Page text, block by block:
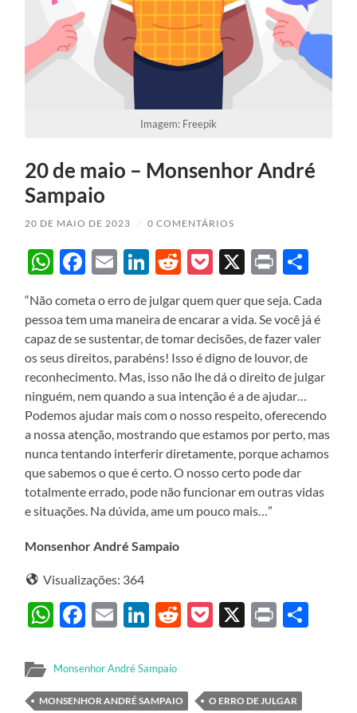
Imagem: Freepik
20 de maio – Monsenhor André
Sampaio
20 DE MAIO DE 2023 / 0 COMENTÁRIOS
WhatsApp
Facebook
EmailLinkedIn
Reddit
Pocket
X Print
“Não cometa o erro de julgar quem quer que seja. Cada
pessoa tem uma maneira de encarar a vida. Se você já é
capaz de se sustentar, de tomar decisões, de fazer valer
os seus direitos, parabéns! Isso é digno de louvor, de
reconhecimento. Mas, isso não lhe dá o direito de julgar
ninguém, nem quando a sua intenção é a de ajudar…
Podemos ajudar mais com o nosso respeito, oferecendo
a nossa atenção, mostrando que estamos por perto, mas
nunca tentando interferir diretamente, porque achamos
que sabemos o que é certo. O nosso certo pode dar
totalmente errado, pode não funcionar em outras vidas
e situações. Na dúvida, ame um pouco mais…”
Monsenhor André Sampaio
Visualizações: 364
WhatsApp
Facebook
EmailLinkedIn
Reddit
Pocket
X Print
Monsenhor André Sampaio
MONSENHOR ANDRÉ SAMPAIO
O ERRO DE JULGAR